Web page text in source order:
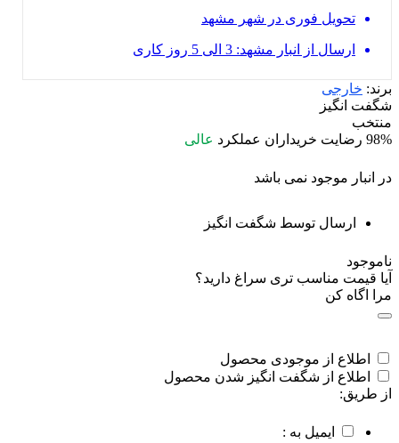
تحویل فوری در شهر مشهد
ارسال از انبار مشهد: 3 الی 5 روز کاری
برند: خارجی
شگفت انگیز
منتخب
98% رضایت خریداران عملکرد عالی
در انبار موجود نمی باشد
ارسال توسط شگفت انگیز
ناموجود
آیا قیمت مناسب تری سراغ دارید؟
مرا اگاه کن
اطلاع از موجودی محصول
اطلاع از شگفت انگیز شدن محصول
از طریق:
ایمیل به :